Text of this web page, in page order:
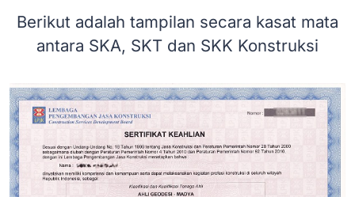
Berikut adalah tampilan secara kasat mata
antara SKA, SKT dan SKK Konstruksi